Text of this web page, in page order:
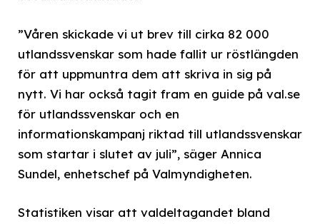
”Våren skickade vi ut brev till cirka 82 000
utlandssvenskar som hade fallit ur röstlängden
för att uppmuntra dem att skriva in sig på
nytt. Vi har också tagit fram en guide på val.se
för utlandssvenskar och en
informationskampanj riktad till utlandssvenskar
som startar i slutet av juli”, säger Annica
Sundel, enhetschef på Valmyndigheten.
Statistiken visar att valdeltagandet bland